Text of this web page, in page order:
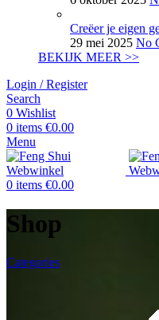
Creëer je eigen
29 mei 2025 No
BEKIJK MEER >>
Login / Register
Search
0 Wishlist
0 items €0.00
Menu
0 items €0.00
Shop
Categories